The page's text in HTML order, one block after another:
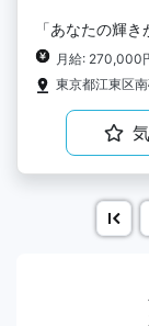
「あなたの輝
月給: 270,000
東京都江東区